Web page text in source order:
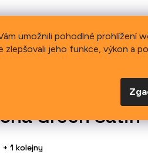
umožnili pohodlné prohlížení
zlepšovali jeho funkce, výkon a
Zesty CF 6.9
Green Satin
+ 1 kolejny